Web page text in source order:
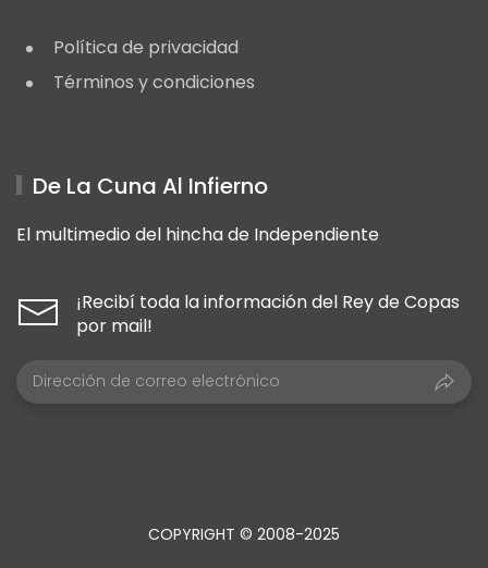
Política de privacidad
Términos y condiciones
De La Cuna Al Infierno
El multimedio del hincha de Independiente
¡Recibí toda la información del Rey de Copas
por mail!
COPYRIGHT © 2008-2025